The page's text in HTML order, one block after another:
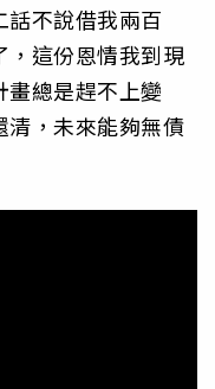
不說借我兩百
，這份恩情我到現
總是趕不上變
清，未來能夠無債